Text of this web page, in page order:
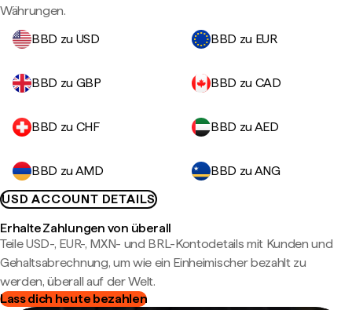
Währungen.
BBD zu USD
BBD zu EUR
BBD zu GBP BBD zu CAD
BBD zu CHF BBD zu AED
BBD zu AMD
BBD zu ANG
USD ACCOUNT DETAILS
Erhalte Zahlungen von überall
Teile USD-, EUR-, MXN- und BRL-Kontodetails mit Kunden und
Gehaltsabrechnung, um wie ein Einheimischer bezahlt zu
werden, überall auf der Welt.
Lass dich heute bezahlen